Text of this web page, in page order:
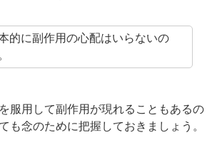
的に副作用の心配はいらないの
服用して副作用が現れることもあるの
も念のために把握しておきましょう。